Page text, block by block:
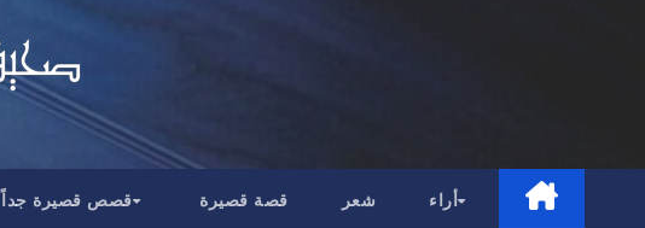
أراء شعر قصة قصيرة قصص قصيرة جداً